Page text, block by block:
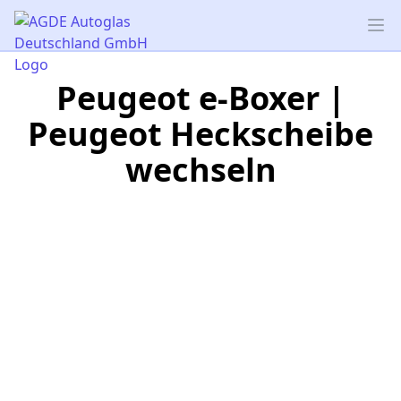
AGDE Autoglas Deutschland GmbH
Peugeot e-Boxer |
Peugeot Heckscheibe
wechseln